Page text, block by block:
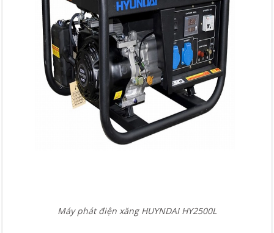
Máy phát điện xăng HUYNDAI HY2500L